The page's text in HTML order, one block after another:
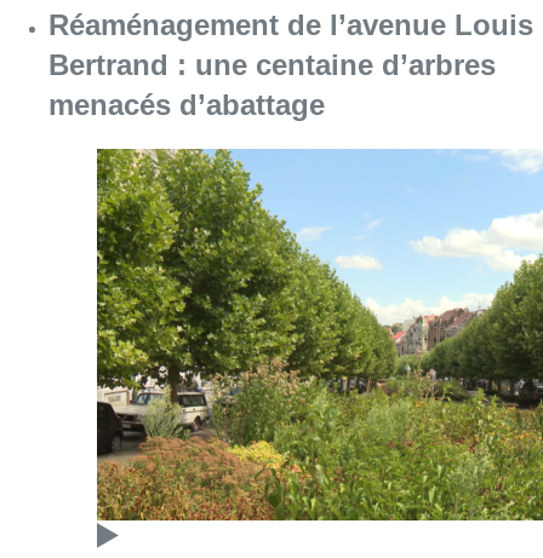
Réaménagement de l’avenue Louis
Bertrand : une centaine d’arbres
menacés d’abattage